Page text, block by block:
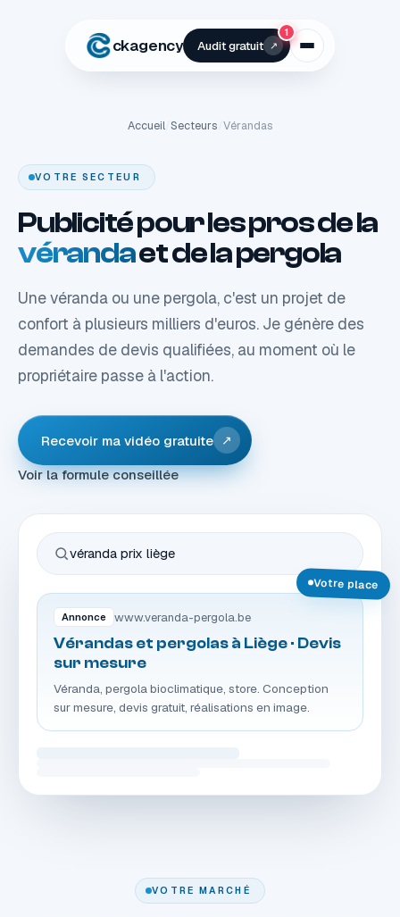
ckagency Audit gratuit ↗
1
Accueil/ Secteurs Vérandas
VOTRE SECTEUR
Publicité pour les pros de la
vérandaet de la pergola
Une véranda ou une pergola, c'est un projet de
confort à plusieurs milliers d'euros. Je génère des
demandes de devis qualifiées, au moment où le
propriétaire passe à l'action.
Recevoir ma vidéo gratuite ↗
Voir la formule conseillée
véranda prix liège
Annonce www.veranda-pergola.be
Vérandas et pergolas à Liège · Devis
sur mesure
Véranda, pergola bioclimatique, store. Conception
sur mesure, devis gratuit, réalisations en image.
Votre place
VOTRE MARCHÉ